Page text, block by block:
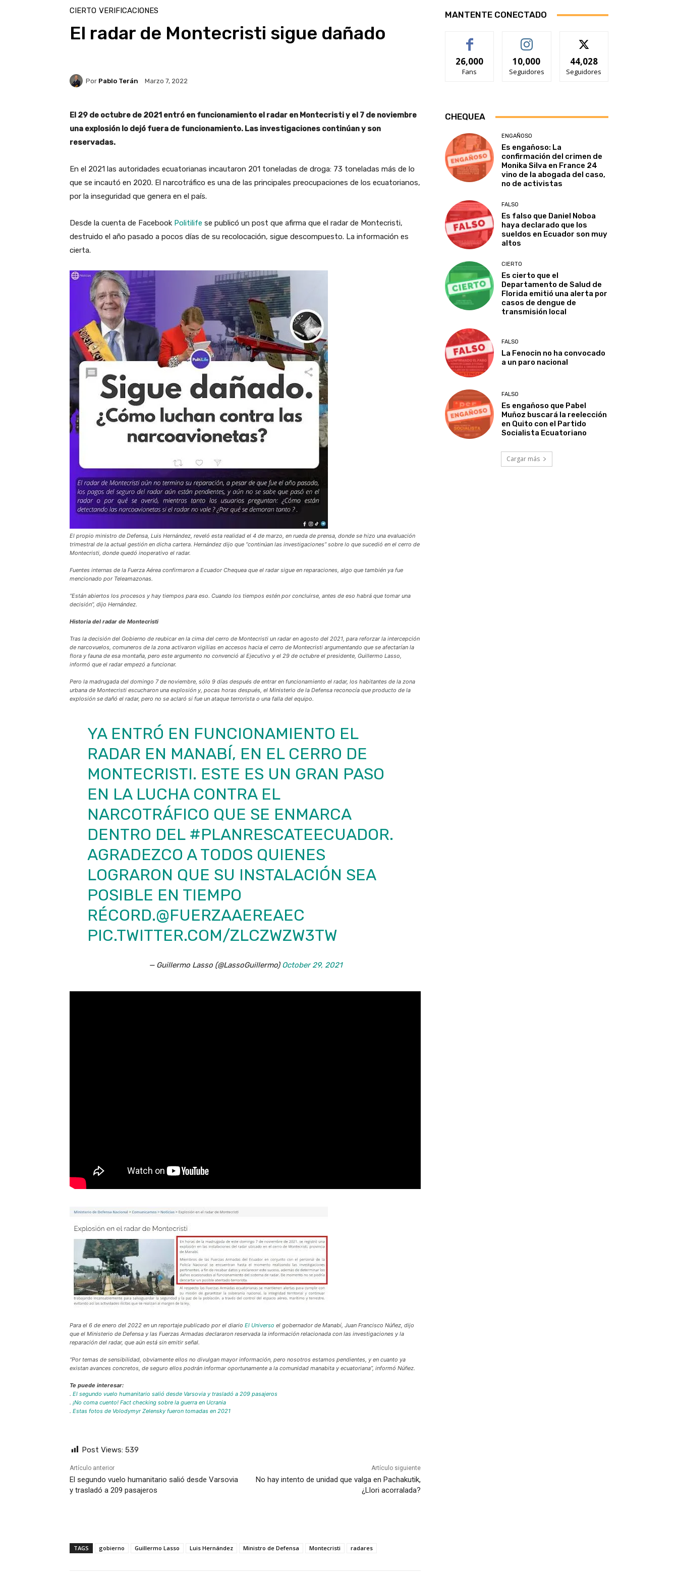
CIERTO VERIFICACIONES
El radar de Montecristi sigue dañado
Por Pablo Terán Marzo 7, 2022
El 29 de octubre de 2021 entró en funcionamiento el radar en Montecristi y el 7 de noviembre
una explosión lo dejó fuera de funcionamiento. Las investigaciones continúan y son
reservadas.
En el 2021 las autoridades ecuatorianas incautaron 201 toneladas de droga: 73 toneladas más de lo
que se incautó en 2020. El narcotráfico es una de las principales preocupaciones de los ecuatorianos,
por la inseguridad que genera en el país.
Desde la cuenta de Facebook Politilife se publicó un post que afirma que el radar de Montecristi,
destruido el año pasado a pocos días de su recolocación, sigue descompuesto. La información es
cierta.
El propio ministro de Defensa, Luis Hernández, reveló esta realidad el 4 de marzo, en rueda de prensa, donde se hizo una evaluación
trimestral de la actual gestión en dicha cartera. Hernández dijo que “continúan las investigaciones” sobre lo que sucedió en el cerro de
Montecristi, donde quedó inoperativo el radar.
Fuentes internas de la Fuerza Aérea confirmaron a Ecuador Chequea que el radar sigue en reparaciones, algo que también ya fue
mencionado por Teleamazonas.
“Están abiertos los procesos y hay tiempos para eso. Cuando los tiempos estén por concluirse, antes de eso habrá que tomar una
decisión”, dijo Hernández.
Historia del radar de Montecristi
Tras la decisión del Gobierno de reubicar en la cima del cerro de Montecristi un radar en agosto del 2021, para reforzar la intercepción
de narcovuelos, comuneros de la zona activaron vigilias en accesos hacia el cerro de Montecristi argumentando que se afectarían la
flora y fauna de esa montaña, pero este argumento no convenció al Ejecutivo y el 29 de octubre el presidente, Guillermo Lasso,
informó que el radar empezó a funcionar.
Pero la madrugada del domingo 7 de noviembre, sólo 9 días después de entrar en funcionamiento el radar, los habitantes de la zona
urbana de Montecristi escucharon una explosión y, pocas horas después, el Ministerio de la Defensa reconocía que producto de la
explosión se dañó el radar, pero no se aclaró si fue un ataque terrorista o una falla del equipo.
YA ENTRÓ EN FUNCIONAMIENTO EL
RADAR EN MANABÍ, EN EL CERRO DE
MONTECRISTI. ESTE ES UN GRAN PASO
EN LA LUCHA CONTRA EL
NARCOTRÁFICO QUE SE ENMARCA
DENTRO DEL #PLANRESCATEECUADOR.
AGRADEZCO A TODOS QUIENES
LOGRARON QUE SU INSTALACIÓN SEA
POSIBLE EN TIEMPO
RÉCORD.@FUERZAAEREAEC
PIC.TWITTER.COM/ZLCZWZW3TW
— Guillermo Lasso (@LassoGuillermo) October 29, 2021
Para el 6 de enero del 2022 en un reportaje publicado por el diario El Universo el gobernador de Manabí, Juan Francisco Núñez, dijo
que el Ministerio de Defensa y las Fuerzas Armadas declararon reservada la información relacionada con las investigaciones y la
reparación del radar, que aún está sin emitir señal.
“Por temas de sensibilidad, obviamente ellos no divulgan mayor información, pero nosotros estamos pendientes, y en cuanto ya
existan avances concretos, de seguro ellos podrán informar oportunamente a la comunidad manabita y ecuatoriana”, informó Núñez.
Te puede interesar:
. El segundo vuelo humanitario salió desde Varsovia y trasladó a 209 pasajeros
. ¡No coma cuento! Fact checking sobre la guerra en Ucrania
. Estas fotos de Volodymyr Zelensky fueron tomadas en 2021
Post Views: 539
Artículo anterior
El segundo vuelo humanitario salió desde Varsovia
y trasladó a 209 pasajeros
Artículo siguiente
No hay intento de unidad que valga en Pachakutik,
¿Llori acorralada?
TAGS gobierno Guillermo Lasso Luis Hernández Ministro de Defensa Montecristi radares
MANTENTE CONECTADO
26,000
Fans
10,000
Seguidores
44,028
Seguidores
CHEQUEA
ENGAÑOSO
Es engañoso: La
confirmación del crimen de
Monika Silva en France 24
vino de la abogada del caso,
no de activistas
FALSO
Es falso que Daniel Noboa
haya declarado que los
sueldos en Ecuador son muy
altos
CIERTO
Es cierto que el
Departamento de Salud de
Florida emitió una alerta por
casos de dengue de
transmisión local
FALSO
La Fenocin no ha convocado
a un paro nacional
FALSO
Es engañoso que Pabel
Muñoz buscará la reelección
en Quito con el Partido
Socialista Ecuatoriano
Cargar más